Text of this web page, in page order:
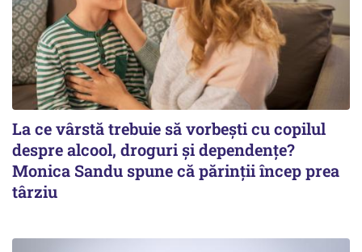
La ce vârstă trebuie să vorbești cu copilul
despre alcool, droguri și dependențe?
Monica Sandu spune că părinții încep prea
târziu